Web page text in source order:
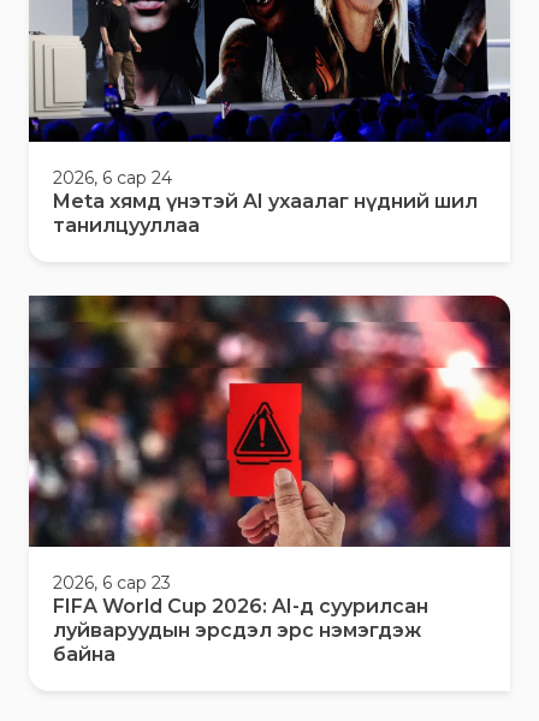
2026, 6 сар 24
Meta хямд үнэтэй AI ухаалаг нүдний шил
танилцууллаа
2026, 6 сар 23
FIFA World Cup 2026: AI-д суурилсан
луйваруудын эрсдэл эрс нэмэгдэж
байна